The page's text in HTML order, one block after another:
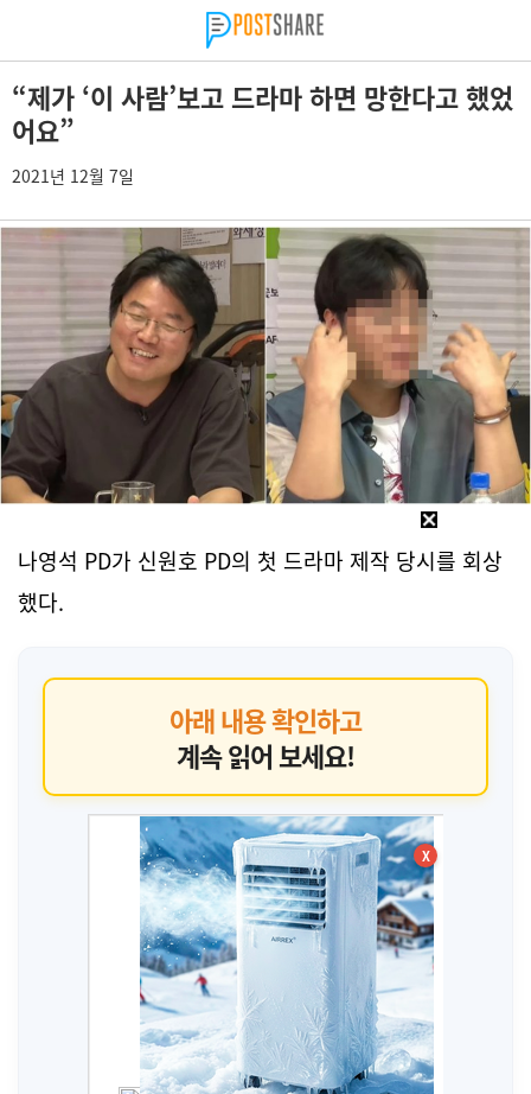
“제가 ‘이 사람’보고 드라마 하면 망한다고 했었
어요”
2021년 12월 7일
나영석 PD가 신원호 PD의 첫 드라마 제작 당시를 회상
했다.
아래 내용 확인하고
계속 읽어 보세요!
X